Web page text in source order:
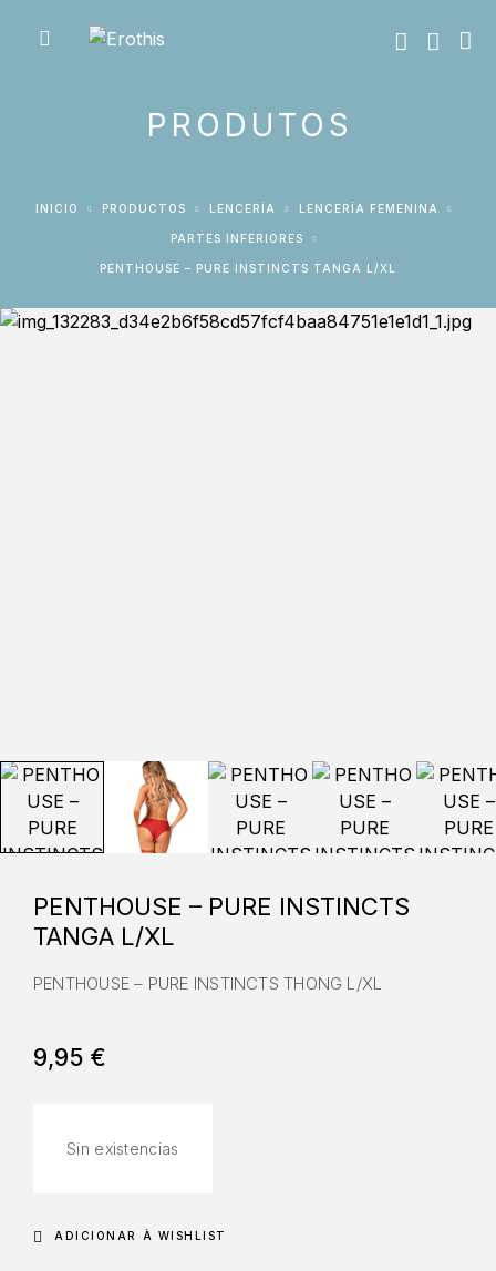
PRODUTOS
INICIO PRODUCTOS LENCERÍA LENCERÍA FEMENINA
PARTES INFERIORES
PENTHOUSE – PURE INSTINCTS TANGA L/XL
PENTHOUSE – PURE INSTINCTS
TANGA L/XL
PENTHOUSE – PURE INSTINCTS THONG L/XL
9,95€
Sin existencias
ADICIONAR À WISHLIST